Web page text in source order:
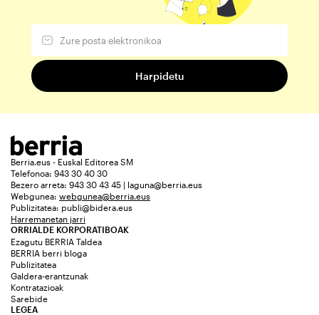
Berria.eus - Euskal Editorea SM
Telefonoa: 943 30 40 30
Bezero arreta: 943 30 43 45 | laguna@berria.eus
Webgunea: webgunea@berria.eus
Publizitatea: publi@bidera.eus
Harremanetan jarri
ORRIALDE KORPORATIBOAK
Ezagutu BERRIA Taldea
BERRIA berri bloga
Publizitatea
Galdera-erantzunak
Kontratazioak
Sarebide
LEGEA